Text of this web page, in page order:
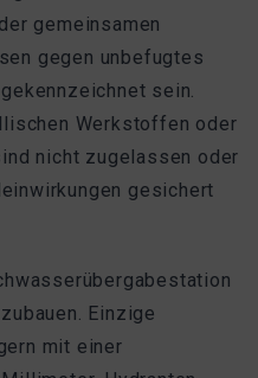
gemeinsamen
gegen unbefugtes
sein.
Werkstoffen oder
nicht zugelassen oder
gesichert
Einzige
mit einer